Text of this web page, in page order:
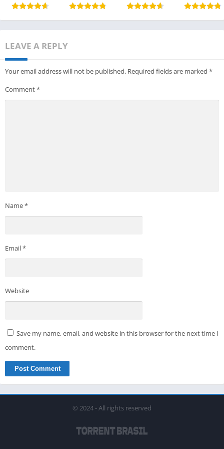
LEAVE A REPLY
Your email address will not be published. Required fields are marked *
Comment*
Name*
Email*
Website
Save my name, email, and website in this browser for the next time I
comment.
© 2024 - All rights reserved